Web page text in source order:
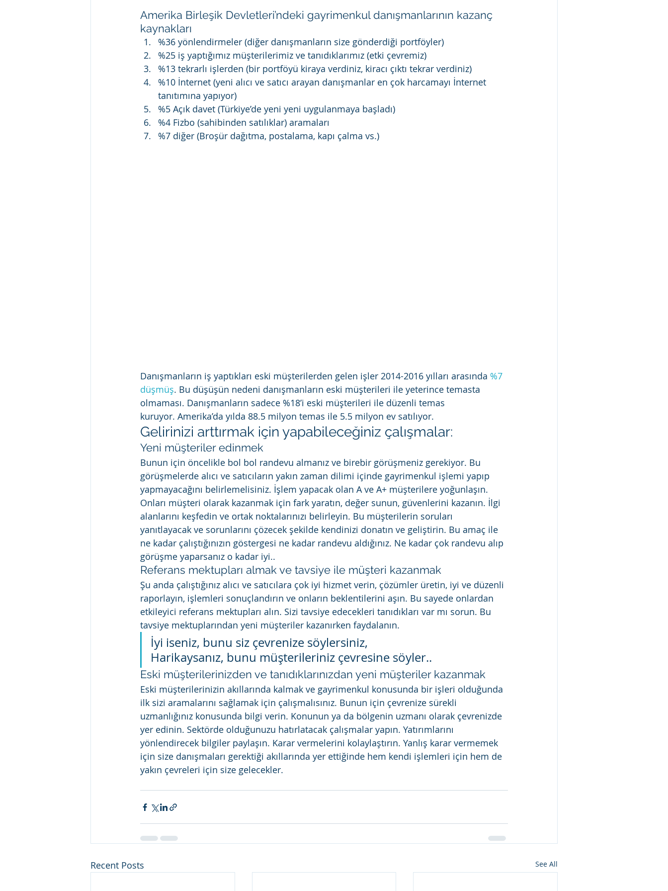
Amerika Birleşik Devletleri’ndeki gayrimenkul danışmanlarının kazanç
kaynakları
%36 yönlendirmeler (diğer danışmanların size gönderdiği portföyler)
%25 iş yaptığımız müşterilerimiz ve tanıdıklarımız (etki çevremiz)
%13 tekrarlı işlerden (bir portföyü kiraya verdiniz, kiracı çıktı tekrar verdiniz)
%10 İnternet (yeni alıcı ve satıcı arayan danışmanlar en çok harcamayı İnternet
tanıtımına yapıyor)
%5 Açık davet (Türkiye’de yeni yeni uygulanmaya başladı)
%4 Fizbo (sahibinden satılıklar) aramaları
%7 diğer (Broşür dağıtma, postalama, kapı çalma vs.)
Danışmanların iş yaptıkları eski müşterilerden gelen işler 2014-2016 yılları arasında %7
düşmüş. Bu düşüşün nedeni danışmanların eski müşterileri ile yeterince temasta
olmaması. Danışmanların sadece %18’i eski müşterileri ile düzenli temas
kuruyor. Amerika’da yılda 88.5 milyon temas ile 5.5 milyon ev satılıyor.
Gelirinizi arttırmak için yapabileceğiniz çalışmalar:
Yeni müşteriler edinmek
Bunun için öncelikle bol bol randevu almanız ve birebir görüşmeniz gerekiyor. Bu
görüşmelerde alıcı ve satıcıların yakın zaman dilimi içinde gayrimenkul işlemi yapıp
yapmayacağını belirlemelisiniz. İşlem yapacak olan A ve A+ müşterilere yoğunlaşın.
Onları müşteri olarak kazanmak için fark yaratın, değer sunun, güvenlerini kazanın. İlgi
alanlarını keşfedin ve ortak noktalarınızı belirleyin. Bu müşterilerin soruları
yanıtlayacak ve sorunlarını çözecek şekilde kendinizi donatın ve geliştirin. Bu amaç ile
ne kadar çalıştığınızın göstergesi ne kadar randevu aldığınız. Ne kadar çok randevu alıp
görüşme yaparsanız o kadar iyi..
Referans mektupları almak ve tavsiye ile müşteri kazanmak
Şu anda çalıştığınız alıcı ve satıcılara çok iyi hizmet verin, çözümler üretin, iyi ve düzenli
raporlayın, işlemleri sonuçlandırın ve onların beklentilerini aşın. Bu sayede onlardan
etkileyici referans mektupları alın. Sizi tavsiye edecekleri tanıdıkları var mı sorun. Bu
tavsiye mektuplarından yeni müşteriler kazanırken faydalanın.
İyi iseniz, bunu siz çevrenize söylersiniz,
Harikaysanız, bunu müşterileriniz çevresine söyler..
Eski müşterilerinizden ve tanıdıklarınızdan yeni müşteriler kazanmak
Eski müşterilerinizin akıllarında kalmak ve gayrimenkul konusunda bir işleri olduğunda
ilk sizi aramalarını sağlamak için çalışmalısınız. Bunun için çevrenize sürekli
uzmanlığınız konusunda bilgi verin. Konunun ya da bölgenin uzmanı olarak çevrenizde
yer edinin. Sektörde olduğunuzu hatırlatacak çalışmalar yapın. Yatırımlarını
yönlendirecek bilgiler paylaşın. Karar vermelerini kolaylaştırın. Yanlış karar vermemek
için size danışmaları gerektiği akıllarında yer ettiğinde hem kendi işlemleri için hem de
yakın çevreleri için size gelecekler.
Recent Posts See All